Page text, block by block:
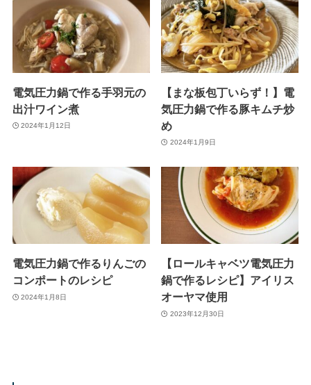
電気圧力鍋で作る手羽元の
出汁ワイン煮
2024年1月12日
【まな板包丁いらず！】電
気圧力鍋で作る豚キムチ炒
め
2024年1月9日
電気圧力鍋で作るりんごの
コンポートのレシピ
2024年1月8日
【ロールキャベツ電気圧力
鍋で作るレシピ】アイリス
オーヤマ使用
2023年12月30日